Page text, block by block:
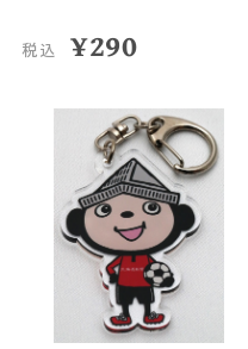
税込 ¥290